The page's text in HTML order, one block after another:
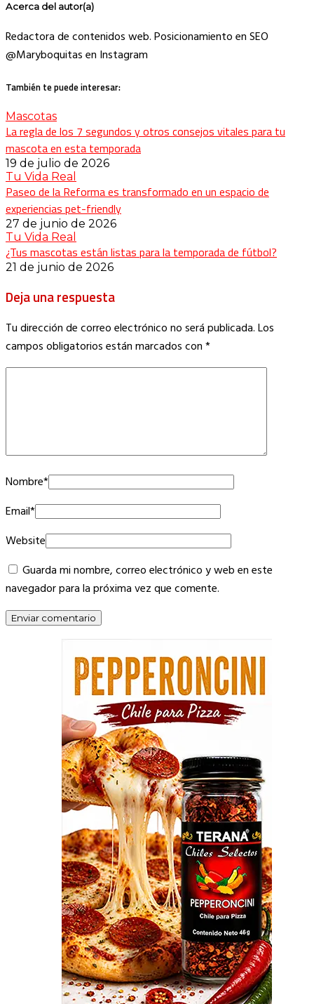
Acerca del autor(a)
Redactora de contenidos web. Posicionamiento en SEO
@Maryboquitas en Instagram
También te puede interesar:
Mascotas
La regla de los 7 segundos y otros consejos vitales para tu
mascota en esta temporada
19 de julio de 2026
Tu Vida Real
Paseo de la Reforma es transformado en un espacio de
experiencias pet-friendly
27 de junio de 2026
Tu Vida Real
¿Tus mascotas están listas para la temporada de fútbol?
21 de junio de 2026
Deja una respuesta
Tu dirección de correo electrónico no será publicada.Los
campos obligatorios están marcados con*
Nombre*
Email*
Website
Guarda mi nombre, correo electrónico y web en este
navegador para la próxima vez que comente.